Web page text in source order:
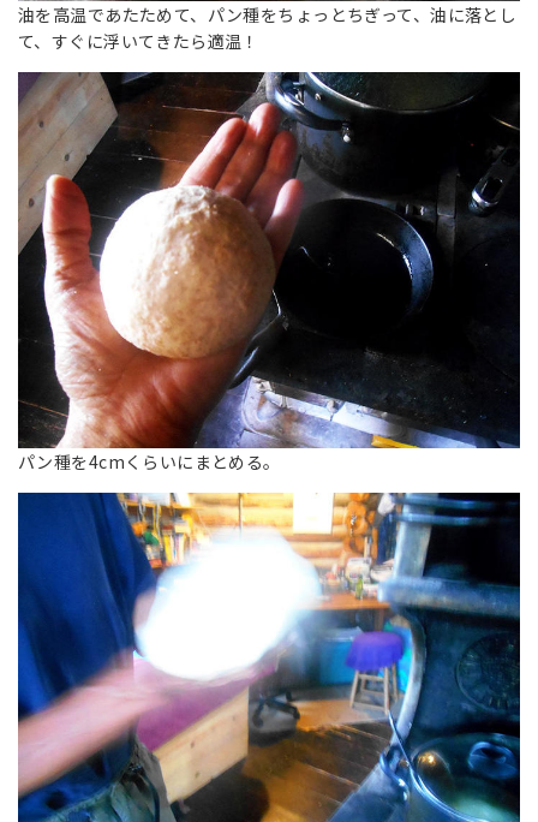
油を高温であたためて、パン種をちょっとちぎって、油に落とし
て、すぐに浮いてきたら適温！
パン種を4cmくらいにまとめる。